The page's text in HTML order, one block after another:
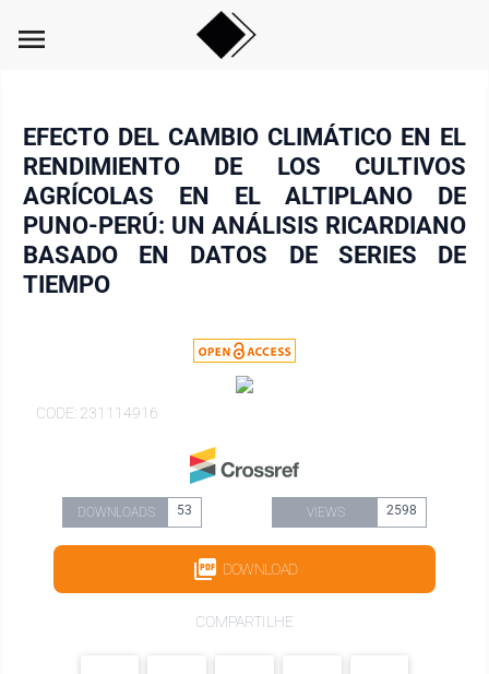
menu
EFECTO DEL CAMBIO CLIMÁTICO EN EL
RENDIMIENTO DE LOS CULTIVOS
AGRÍCOLAS EN EL ALTIPLANO DE
PUNO-PERÚ: UN ANÁLISIS RICARDIANO
BASADO EN DATOS DE SERIES DE
TIEMPO
CODE: 231114916
DOWNLOADS 53 VIEWS 2598
DOWNLOAD
COMPARTILHE